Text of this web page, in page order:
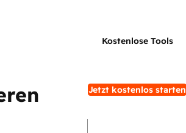
Jetzt kostenlos starten